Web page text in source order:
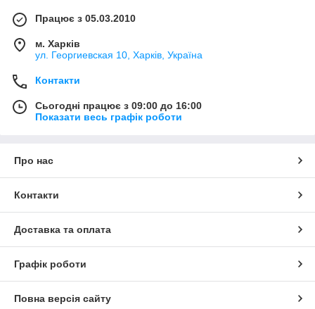
Працює з 05.03.2010
м. Харків
ул. Георгиевская 10, Харків, Україна
Контакти
Сьогодні працює з 09:00 до 16:00
Показати весь графік роботи
Про нас
Контакти
Доставка та оплата
Графік роботи
Повна версія сайту